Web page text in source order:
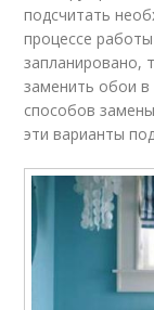
подсчитать
процессе
запланировано,
заменить обои в
способов
эти варианты